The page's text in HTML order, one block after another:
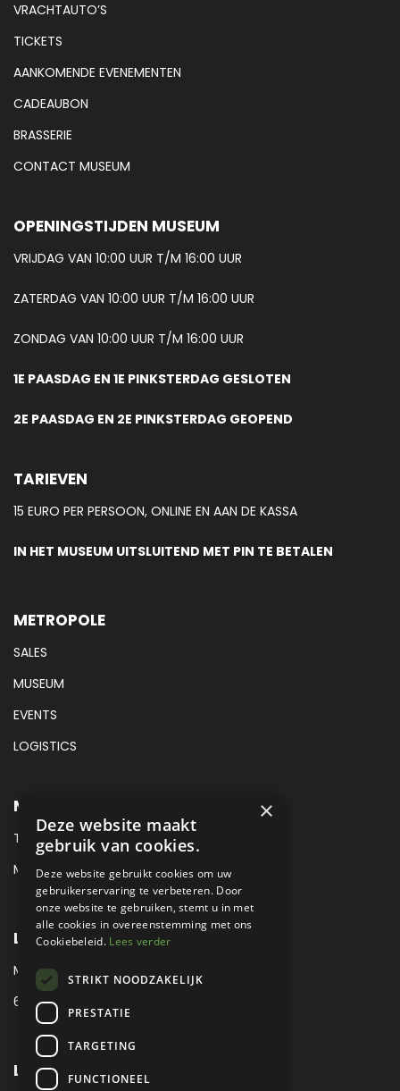
VRACHTAUTO’S
TICKETS
AANKOMENDE EVENEMENTEN
CADEAUBON
BRASSERIE
CONTACT MUSEUM
OPENINGSTIJDEN MUSEUM
VRIJDAG VAN 10:00 UUR T/M 16:00 UUR
ZATERDAG VAN 10:00 UUR T/M 16:00 UUR
ZONDAG VAN 10:00 UUR T/M 16:00 UUR
1E PAASDAG EN 1E PINKSTERDAG GESLOTEN
2E PAASDAG EN 2E PINKSTERDAG GEOPEND
TARIEVEN
15 EURO PER PERSOON, ONLINE EN AAN DE KASSA
IN HET MUSEUM UITSLUITEND MET PIN TE BETALEN
METROPOLE
SALES
MUSEUM
EVENTS
LOGISTICS
METROPOLE MUSEUM CONTACT
TEL:+31 (0) 88 425 94 00
MAIL:MUSEUM@METROPOLE.NL
LOCATIE
MEUBELLAAN 1 / VIA ENZO FERRARI
6651 KV DRUTEN / THE NETHERLANDS
LEGAL
×
Deze website maakt
gebruik van cookies.
Deze website gebruikt cookies om uw
gebruikerservaring te verbeteren. Door
onze website te gebruiken, stemt u in met
alle cookies in overeenstemming met ons
Cookiebeleid. Lees verder
STRIKT NOODZAKELIJK
PRESTATIE
TARGETING
FUNCTIONEEL